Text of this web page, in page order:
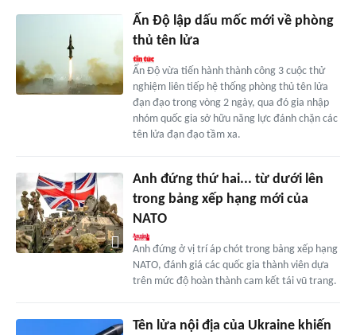
Ấn Độ lập dấu mốc mới về phòng
thủ tên lửa
Ấn Độ vừa tiến hành thành công 3 cuộc thử
nghiệm liên tiếp hệ thống phòng thủ tên lửa
đạn đạo trong vòng 2 ngày, qua đó gia nhập
nhóm quốc gia sở hữu năng lực đánh chặn các
tên lửa đạn đạo tầm xa.
Anh đứng thứ hai... từ dưới lên
trong bảng xếp hạng mới của
NATO
Anh đứng ở vị trí áp chót trong bảng xếp hạng
NATO, đánh giá các quốc gia thành viên dựa
trên mức độ hoàn thành cam kết tái vũ trang.
Tên lửa nội địa của Ukraine khiến